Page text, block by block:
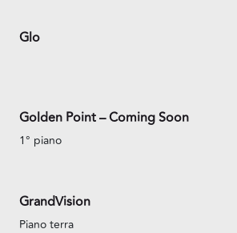
Glo
Golden Point – Coming Soon
1° piano
GrandVision
Piano terra